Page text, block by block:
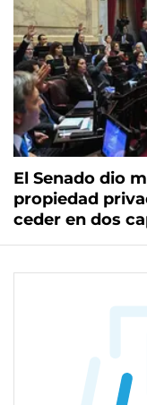
El Senado dio
propiedad
ceder en dos